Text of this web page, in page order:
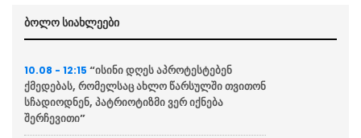
ბოლო სიახლეები
10.08 - 12:15 “ისინი დღეს აპროტესტებენ
ქმედებას, რომელსაც ახლო წარსულში თვითონ
სჩადიოდნენ, პატრიოტიზმი ვერ იქნება
შერჩევითი”